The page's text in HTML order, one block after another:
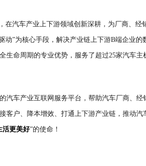
在汽车产业上下游领域创新深耕，为厂商、经
动”为核心手段，解决产业链上下游B端企业
生命周期的专业优势，服务了超过25家汽车
汽车产业互联网服务平台，帮助汽车厂商、
客户、降本增效、打通上下游产业链，推动
活更美好”的使命！